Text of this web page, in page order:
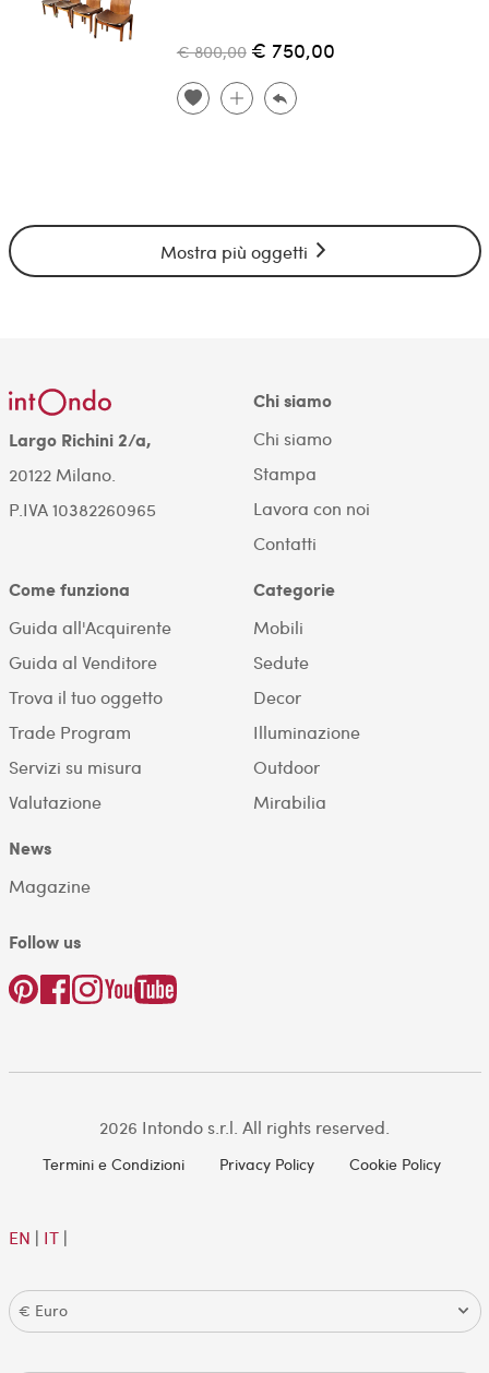
€ 800,00 € 750,00
Mostra più oggetti
Largo Richini 2/a,
20122 Milano.
P.IVA 10382260965
Chi siamo
Chi siamo
Stampa
Lavora con noi
Contatti
Come funziona
Guida all'Acquirente
Guida al Venditore
Trova il tuo oggetto
Trade Program
Servizi su misura
Valutazione
Categorie
Mobili
Sedute
Decor
Illuminazione
Outdoor
Mirabilia
News
Magazine
Follow us
2026 Intondo s.r.l. All rights reserved.
Termini e Condizioni Privacy Policy Cookie Policy
EN | IT|